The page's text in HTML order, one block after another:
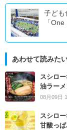
子ども
「
あわせて読みた
スシロ
油ラー
08月09日
スシロ
甘酸っ